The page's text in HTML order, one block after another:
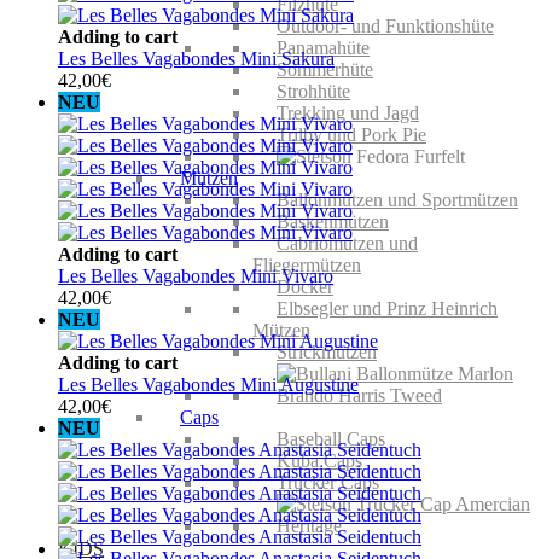
Filzhüte
Outdoor- und Funktionshüte
Panamahüte
Sommerhüte
Strohhüte
Trekking und Jagd
Trilby und Pork Pie
Mützen
Ballonmützen und Sportmützen
Baskenmützen
Cabriomützen und
Fliegermützen
Docker
Elbsegler und Prinz Heinrich
Mützen
Strickmützen
Caps
Baseball Caps
Kuba Caps
Trucker Caps
KIDS
Adding to cart
Les Belles Vagabondes Mini Sakura
42,00€
NEU
Adding to cart
Les Belles Vagabondes Mini Vivaro
42,00€
NEU
Adding to cart
Les Belles Vagabondes Mini Augustine
42,00€
NEU